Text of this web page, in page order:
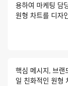
용하여 마케팅 담
원형 차트를 디자
핵심 메시지, 브랜
일 친화적인 원형